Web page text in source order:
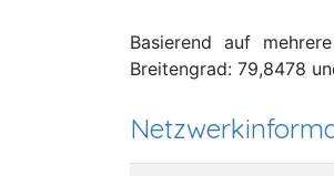
Basierend auf
Breitengrad: 79,8478